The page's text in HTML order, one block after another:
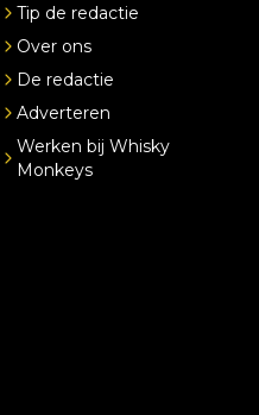
Tip de redactie
Over ons
De redactie
Adverteren
Werken bij Whisky
Monkeys